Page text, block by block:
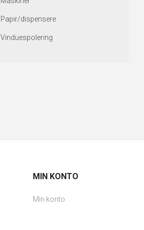
Papir/dispensere
Vinduespolering
MIN KONTO
Min konto